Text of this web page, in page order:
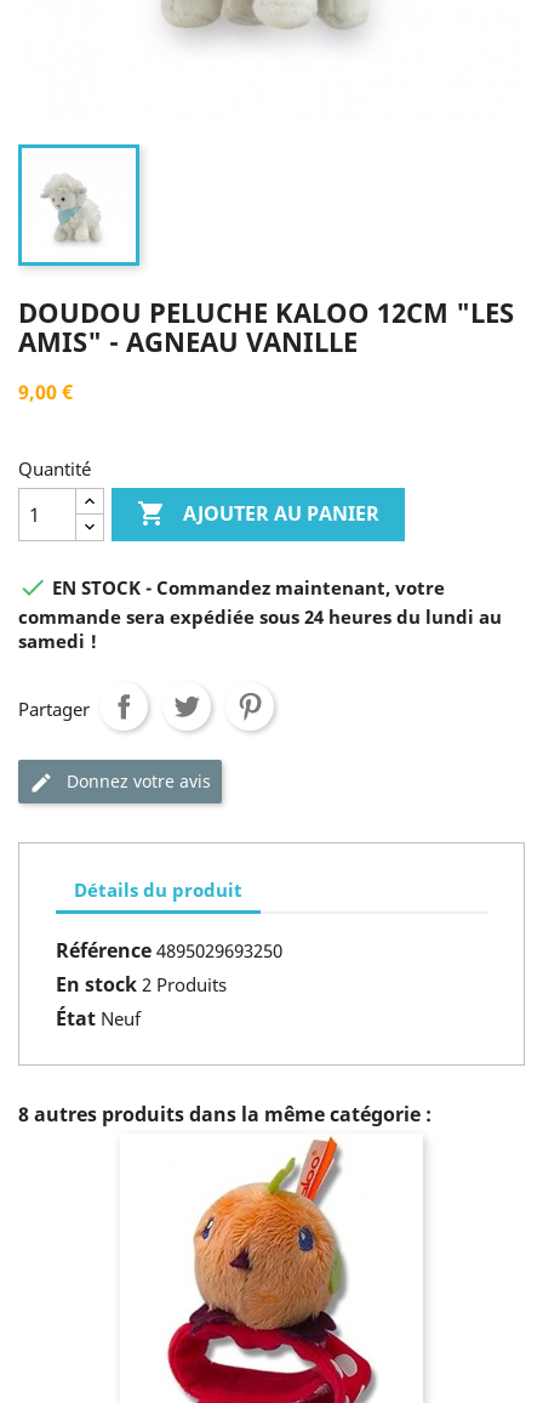
DOUDOU PELUCHE KALOO 12CM "LES
AMIS" - AGNEAU VANILLE
9,00 €
Quantité
 AJOUTER AU PANIER
 EN STOCK - Commandez maintenant, votre
commande sera expédiée sous 24 heures du lundi au
samedi !
Partager
Donnez votre avis
Détails du produit
Référence 4895029693250
En stock 2 Produits
État Neuf
8 autres produits dans la même catégorie :